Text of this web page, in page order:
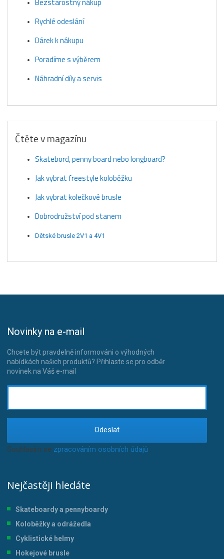
Rychlé odeslání
Dárek k nákupu
Poradíme s výběrem
Náhradní díly a servis
Čtěte v magazínu
Skatebord, penny board nebo longboard?
Jak vybrat freestyle koloběžku
Jak vybrat kolečkové brusle
Dobrodružství pod stanem
Dětské brusle 2V1 a 4V1
Novinky na e-mail
Chcete být pravdelně informováni o výhodných
nabídkách našich produktů? Přihlaste se pro odběr
novinek na Váš e-mail
Odeslat
Souhlasím se zpracováním osobních údajů.
Nejčastěji hledáte
Skateboardy a pennyboardy
Koloběžky a odrážedla
Cyklistické helmy
Hokejové brusle